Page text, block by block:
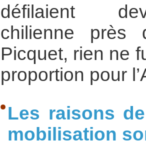
défilaient
chilienne près
Picquet, rien ne
proportion pour
Les raisons
mobilisation